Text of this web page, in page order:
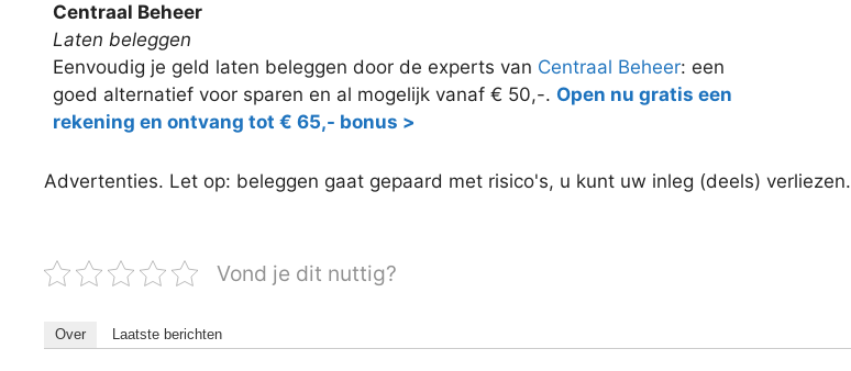
Centraal Beheer
Laten beleggen
Eenvoudig je geld laten beleggen door de experts van Centraal Beheer: een
goed alternatief voor sparen en al mogelijk vanaf € 50,-. Open nu gratis een
rekening en ontvang tot € 65,- bonus >
Advertenties. Let op: beleggen gaat gepaard met risico's, u kunt uw inleg (deels) verliezen.
Vond je dit nuttig?
Over Laatste berichten